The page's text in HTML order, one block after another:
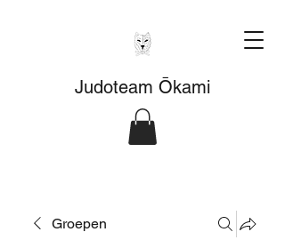
Judoteam Ōkami
Groepen